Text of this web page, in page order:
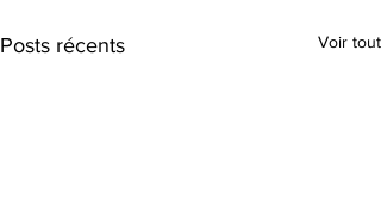
Posts récents Voir tout